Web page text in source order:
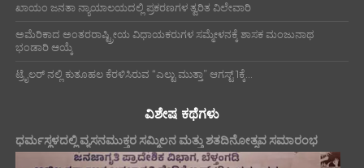
ಖಾಯಂ ಜನತಾ ನ್ಯಾಯಾಲಯದಲ್ಲಿ ಪ್ರಕರಣಗಳ ತ್ವರಿತ ವಿಲೇವಾರಿ
ಅಮೆರಿಕಾದ ಅಂತರರಾಷ್ಟ್ರೀಯ ವಿಧಾಯಕರುಗಳ ಸಮ್ಮೇಳನಕ್ಕೆ ಶಾಸಕ ಮಂಜುನಾಥ
ಭಂಡಾರಿ ಆಯ್ಕೆ
ಟ್ರೈಲರ್ ನಲ್ಲಿ ಕುತೂಹಲ ಕೆರಳಿಸಿರುವ “ಎಲ್ಟು ಮುತ್ತಾ” ಆಗಸ್ಟ್ 1ಕ್ಕೆ...
ವಿಶೇಷ ಕಥೆಗಳು
ಧರ್ಮಸ್ಥಳದಲ್ಲಿ ವ್ಯಸನಮುಕ್ತರ ಸಮ್ಮಿಲನ ಮತ್ತು ಶತದಿನೋತ್ಸವ ಸಮಾರಂಭ